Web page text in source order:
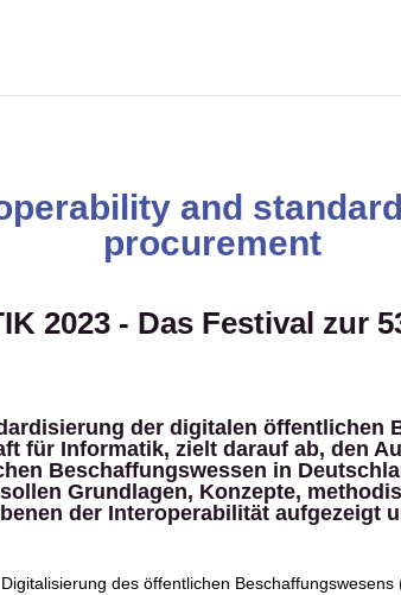
and
procurement
2023 - Das Festival zur
der digitalen öffentlichen
für Informatik, zielt darauf ab, den
Beschaffungswessen in
Grundlagen, Konzepte,
der Interoperabilität aufgezeigt
des öffentlichen